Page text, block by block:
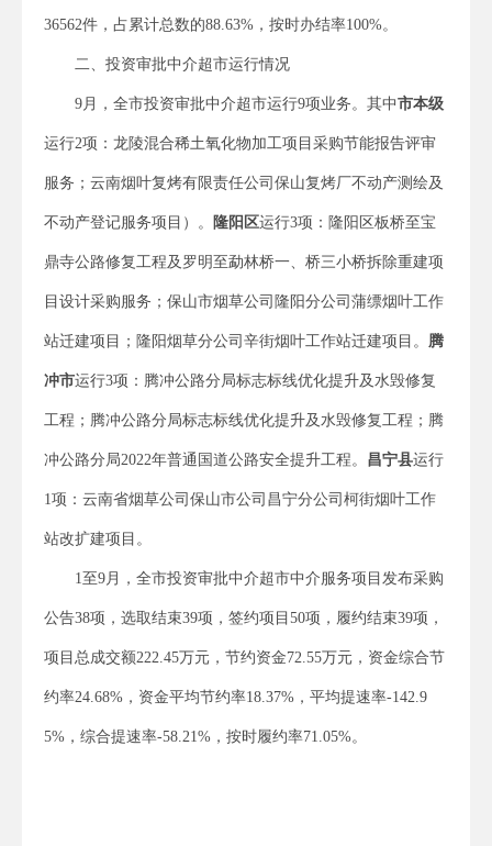
36562件，占累计总数的88.63%，按时办结率100%。
二、投资审批中介超市运行情况
9月，全市投资审批中介超市运行9项业务。其中市本级
运行2项：龙陵混合稀土氧化物加工项目采购节能报告评审
服务；云南烟叶复烤有限责任公司保山复烤厂不动产测绘及
不动产登记服务项目）。 隆阳区运行3项：隆阳区板桥至宝
鼎寺公路修复工程及罗明至勐林桥一、桥三小桥拆除重建项
目设计采购服务；保山市烟草公司隆阳分公司蒲缥烟叶工作
站迁建项目；隆阳烟草分公司辛街烟叶工作站迁建项目。 腾
冲市运行3项：腾冲公路分局标志标线优化提升及水毁修复
工程；腾冲公路分局标志标线优化提升及水毁修复工程；腾
冲公路分局2022年普通国道公路安全提升工程。 昌宁县运行
1项：云南省烟草公司保山市公司昌宁分公司柯街烟叶工作
站改扩建项目。
1至9月，全市投资审批中介超市中介服务项目发布采购
公告38项，选取结束39项，签约项目50项，履约结束39项，
项目总成交额222.45万元，节约资金72.55万元，资金综合节
约率24.68%，资金平均节约率18.37%，平均提速率-142.9
5%，综合提速率-58.21%，按时履约率71.05%。